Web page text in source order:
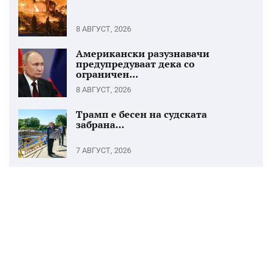
8 АВГУСТ, 2026
Американски разузнавачи
предупредуваат дека со
ограничен...
8 АВГУСТ, 2026
Трамп е бесен на судската
забрана...
7 АВГУСТ, 2026